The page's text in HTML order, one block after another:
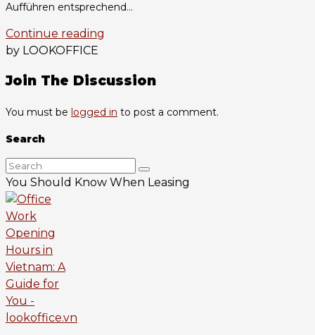
Aufführen entsprechend...
Continue reading
by LOOKOFFICE
Join The Discussion
You must be logged in to post a comment.
Search
You Should Know When Leasing